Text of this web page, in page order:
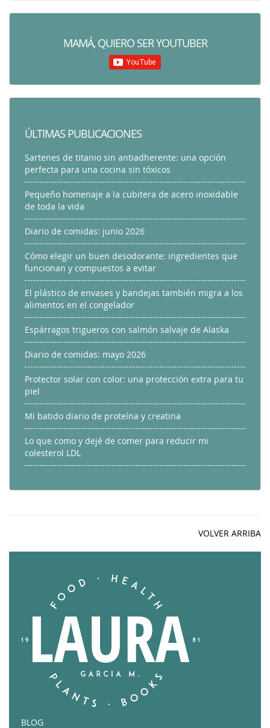
MAMÁ, QUIERO SER YOUTUBER
ÚLTIMAS PUBLICACIONES
Sartenes de titanio sin antiadherente: una opción
perfecta para una cocina sin tóxicos
Pequeño homenaje a la cubitera de acero inoxidable
de toda la vida
Diario de comidas: junio 2026
Cómo elegir un buen desodorante: ingredientes que
funcionan y compuestos a evitar
El plástico de envases y bandejas también migra a los
alimentos en el congelador
Espárragos trigueros con salmón salvaje de Alaska
Diario de comidas: mayo 2026
Protector solar con color: una protección extra para tu
piel
Mi batido diario de proteína y creatina
Lo que como y dejé de comer para reducir mi
colesterol LDL
VOLVER ARRIBA
BLOG